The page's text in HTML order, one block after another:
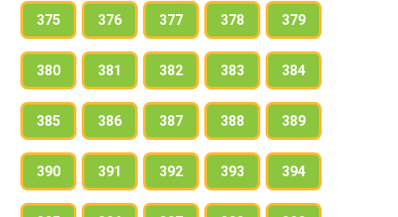
375 376 377 378 379
380 381 382 383 384
385 386 387 388 389
390 391 392 393 394